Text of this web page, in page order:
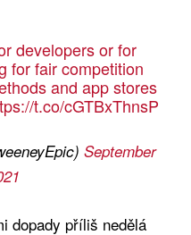
developers or for
for fair competition
and app stores
t.co/cGTBxThnsP
September
dopady příliš nedělá